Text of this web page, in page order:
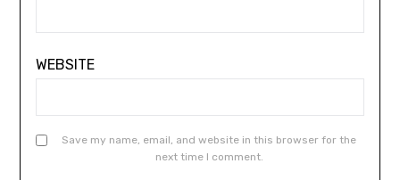
WEBSITE
Save my name, email, and website in this browser for the
next time I comment.